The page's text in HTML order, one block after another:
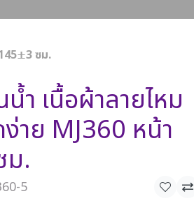
ซม.
ำ เนื้อผ้าลายไหม
าย MJ360 หน้า
ม.
5